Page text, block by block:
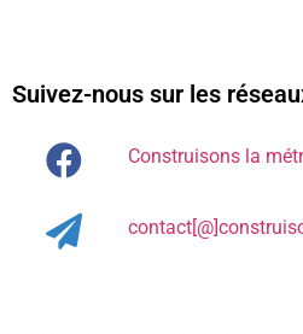
Suivez-nous sur les
Construisons la